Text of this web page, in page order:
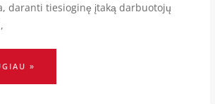
daranti tiesioginę įtaką darbuotojų
»